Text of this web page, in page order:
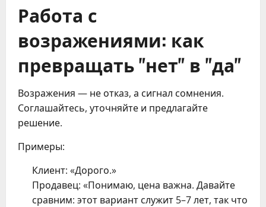
Работа с
возражениями: как
превращать "нет" в "да"
Возражения — не отказ, а сигнал сомнения.
Соглашайтесь, уточняйте и предлагайте
решение.
Примеры:
Клиент: «Дорого.»
Продавец: «Понимаю, цена важна. Давайте
сравним: этот вариант служит 5–7 лет, так что